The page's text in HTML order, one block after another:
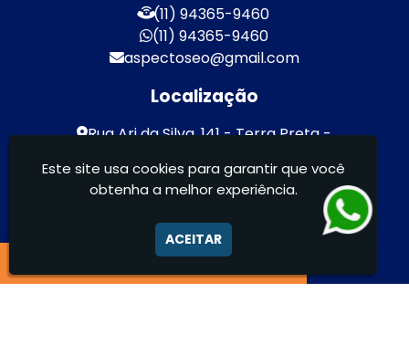
(11) 94365-9460
(11) 94365-9460
aspectoseo@gmail.com
Localização
Rua Ari da Silva, 141 - Terra Preta -
Aspecto Comunicação Visual Ltda -
Este site usa cookies para garantir que você
obtenha a melhor experiência.
ACEITAR